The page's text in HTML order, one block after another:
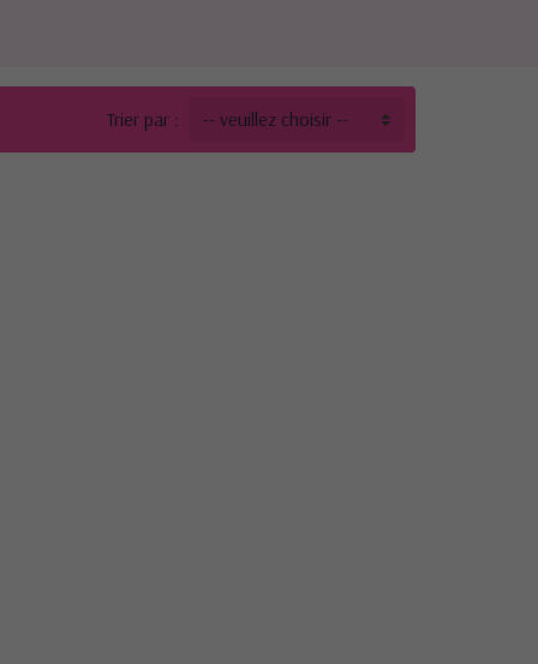
Trier par : -- veuillez choisir --